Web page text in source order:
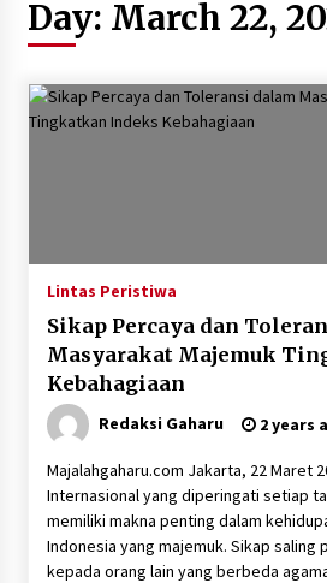
Day: March 22,
Lintas Peristiwa
Sikap Percaya dan
Masyarakat Majemuk
Kebahagiaan
Redaksi Gaharu 2 years
Majalahgaharu.com Jakarta, 22 Maret
Internasional yang diperingati setiap
memiliki makna penting dalam
Indonesia yang majemuk. Sikap saling
kepada orang lain yang berbeda